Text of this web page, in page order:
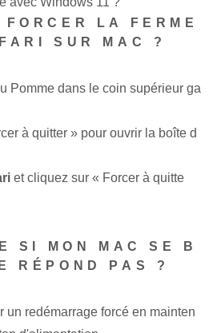
LA FERME
SUR MAC ?
Pomme dans le coin supérieur ga
à quitter » pour ouvrir la boîte d
et cliquez sur « Forcer à quitte
SI MON MAC SE B
RÉPOND PAS ?
un redémarrage forcé en mainten